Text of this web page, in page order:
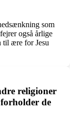
som
også årlige
til ære for Jesu
religioner
de